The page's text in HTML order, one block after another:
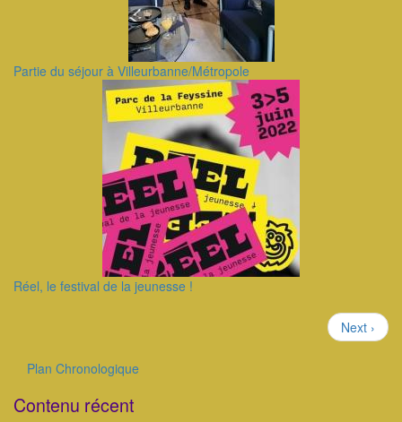
Partie du séjour à Villeurbanne/Métropole
Réel, le festival de la jeunesse !
Page
suivante
Next ›
Plan Chronologique
Contenu récent